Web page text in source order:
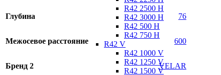
R42 2500 H
R42 3000 H
R42 500 H
R42 750 H
R42 V
R42 1000 V
R42 1250 V
R42 1500 V
Глубина 76
Межосевое расстояние 600
Бренд 2 VELAR